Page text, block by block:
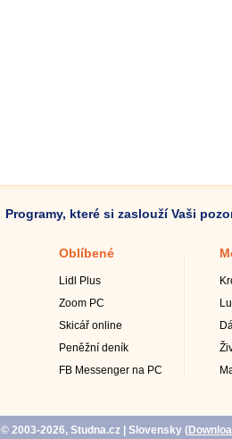
Programy, které si zaslouží Vaši
Oblíbené
Lidl Plus
Zoom PC
Skicář online
Peněžní deník
FB Messenger na PC
© 2003-2026, Studna.cz | Slovensky (